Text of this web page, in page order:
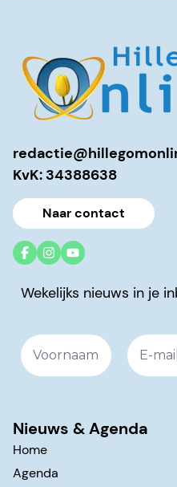
KvK: 34388638
Naar contact
Wekelijks nieuws in je
Nieuws & Agenda
Home
Agenda